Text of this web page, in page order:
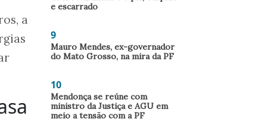
a
e escarrado
9
Mauro Mendes, ex-governador
do Mato Grosso, na mira da PF
10
Mendonça se reúne com
ministro da Justiça e AGU em
meio a tensão com a PF